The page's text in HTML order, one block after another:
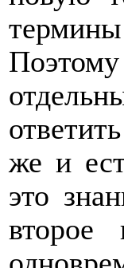
же и
это
второе